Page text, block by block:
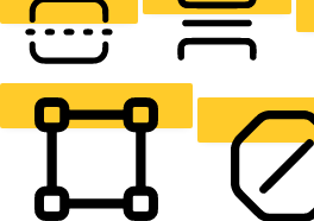
READING LINE READING MASK